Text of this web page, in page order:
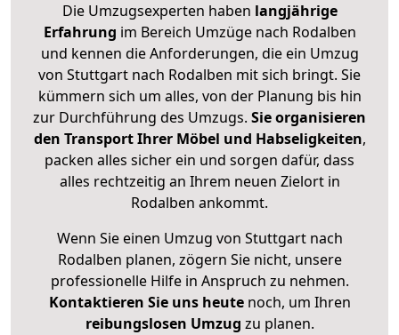
Die Umzugsexperten haben langjährige
Erfahrung im Bereich Umzüge nach Rodalben
und kennen die Anforderungen, die ein Umzug
von Stuttgart nach Rodalben mit sich bringt. Sie
kümmern sich um alles, von der Planung bis hin
zur Durchführung des Umzugs. Sie organisieren
den Transport Ihrer Möbel und Habseligkeiten,
packen alles sicher ein und sorgen dafür, dass
alles rechtzeitig an Ihrem neuen Zielort in
Rodalben ankommt.
Wenn Sie einen Umzug von Stuttgart nach
Rodalben planen, zögern Sie nicht, unsere
professionelle Hilfe in Anspruch zu nehmen.
Kontaktieren Sie uns heutenoch, um Ihren
reibungslosen Umzug zu planen.